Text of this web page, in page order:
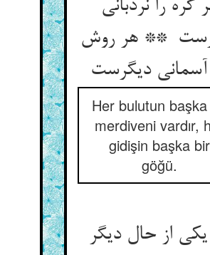
گره را نردبانی
** هر روش
Her bulutun
merdiveni vardır,
gidişin başka bir
göğü.
از حال دیگر